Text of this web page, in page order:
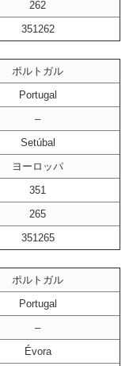
262
351262
ポルトガル
Portugal
–
Setúbal
ヨーロッパ
351
265
351265
ポルトガル
Portugal
–
Évora